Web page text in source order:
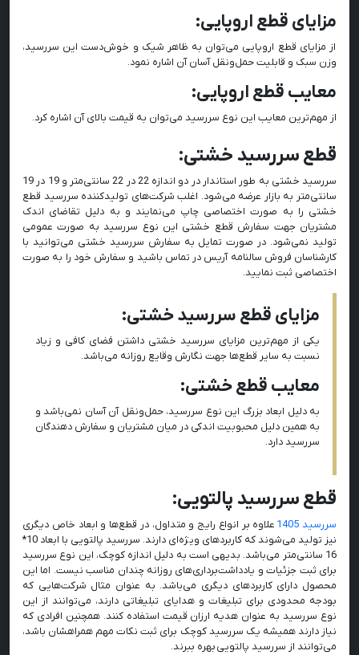
مزایای قطع اروپایی:
از مزایای قطع اروپایی می‌توان به ظاهر شیک و خوش‌دست این سررسید،
وزن سبک و قابلیت حمل‌ونقل آسان آن اشاره نمود.
معایب قطع اروپایی:
از مهم‌ترین معایب این نوع سررسید می‌توان به قیمت بالای آن اشاره کرد.
قطع سررسید خشتی:
سررسید خشتی به طور استاندار در دو اندازه 22 در 22 سانتی‌متر و 19 در 19
سانتی‌متر به بازار عرضه می‌شود. اغلب شرکت‌های تولیدکننده سررسید قطع
خشتی را به صورت اختصاصی چاپ می‌نمایند و به دلیل تقاضای اندک
مشتریان جهت سفارش قطع خشتی این نوع سررسید به صورت عمومی
تولید نمی‌شود. در صورت تمایل به سفارش سررسید خشتی می‌توانید با
کارشناسان فروش سالنامه آریس در تماس باشید و سفارش خود را به صورت
اختصاصی ثبت نمایید.
مزایای قطع سررسید خشتی:
یکی از مهم‌ترین مزایای سررسید خشتی داشتن فضای کافی و زیاد
نسبت به سایر قطع‌ها جهت نگارش وقایع روزانه می‌باشد.
معایب قطع خشتی:
به دلیل ابعاد بزرگ این نوع سررسید، حمل‌و‌نقل آن آسان نمی‌باشد و
به همین دلیل محبوبیت اندکی در میان مشتریان و سفارش دهندگان
سررسید دارد.
قطع سررسید پالتویی:
سررسید 1405
علاوه بر انواع رایج و متداول، در قطع‌ها و ابعاد خاص دیگری
نیز تولید می‌شوند که کاربردهای ویژه‌ای دارند. سررسید پالتویی با ابعاد 10*
16 سانتی‌متر می‌باشد. بدیهی است به دلیل اندازه کوچک، این نوع سررسید
برای ثبت جزئیات و یادداشت‌برداری‌های روزانه چندان مناسب نیست. اما این
محصول دارای کاربردهای دیگری می‌باشد. به عنوان مثال شرکت‌هایی که
بودجه محدودی برای تبلیغات و هدایای تبلیغاتی دارند، می‌توانند از این
نوع سررسید به عنوان هدیه ارزان قیمت استفاده کنند. همچنین افرادی که
نیاز دارند همیشه یک سررسید کوچک برای ثبت نکات مهم همراهشان باشد،
می‌توانند از سررسید پالتویی بهره ببرند.